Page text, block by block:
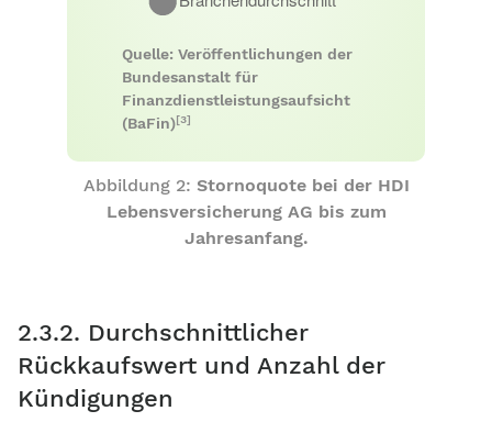
Quelle: Veröffentlichungen der
Bundesanstalt für
Finanzdienstleistungsaufsicht
(BaFin)[3]
Abbildung 2: Stornoquote bei der HDI
Lebensversicherung AG bis zum
Jahresanfang.
2.3.2. Durchschnittlicher
Rückkaufswert und Anzahl der
Kündigungen